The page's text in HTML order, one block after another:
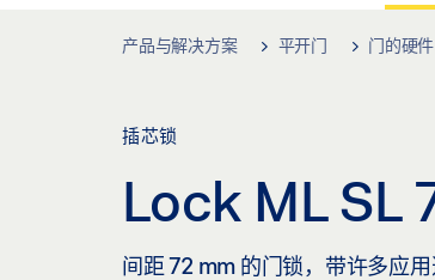
产品与解决方案 平开门 门的硬件
插芯锁
Lock ML SL
间距 72 mm 的门锁，带许多应